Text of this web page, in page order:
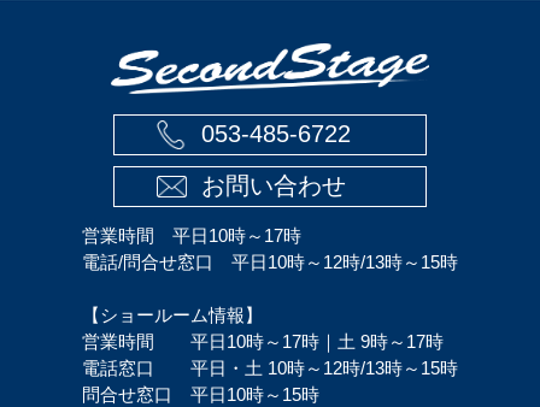
053-485-6722
お問い合わせ
営業時間 平日10時～17時
電話/問合せ窓口 平日10時～12時/13時～15時
【ショールーム情報】
営業時間 平日10時～17時｜土 9時～17時
電話窓口 平日・土 10時～12時/13時～15時
問合せ窓口 平日10時～15時